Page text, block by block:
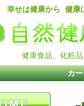
幸せは健康から 健康
健康食品、化粧
カ